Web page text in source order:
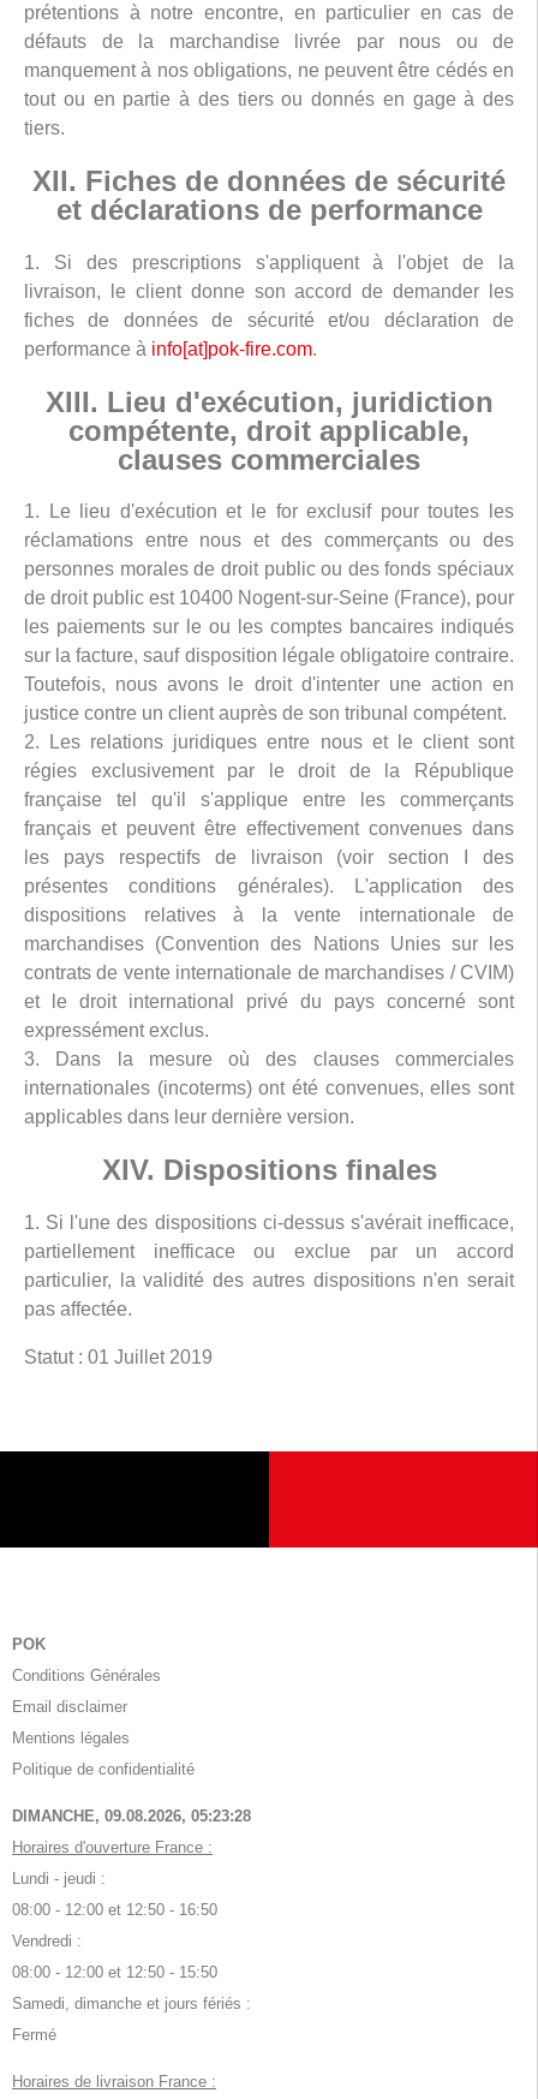
prétentions à notre encontre, en particulier en cas de
défauts de la marchandise livrée par nous ou de
manquement à nos obligations, ne peuvent être cédés en
tout ou en partie à des tiers ou donnés en gage à des
tiers.
XII. Fiches de données de sécurité
et déclarations de performance
1. Si des prescriptions s'appliquent à l'objet de la
livraison, le client donne son accord de demander les
fiches de données de sécurité et/ou déclaration de
performance à info[at]pok-fire.com.
XIII. Lieu d'exécution, juridiction
compétente, droit applicable,
clauses commerciales
1. Le lieu d'exécution et le for exclusif pour toutes les
réclamations entre nous et des commerçants ou des
personnes morales de droit public ou des fonds spéciaux
de droit public est 10400 Nogent-sur-Seine (France), pour
les paiements sur le ou les comptes bancaires indiqués
sur la facture, sauf disposition légale obligatoire contraire.
Toutefois, nous avons le droit d'intenter une action en
justice contre un client auprès de son tribunal compétent.
2. Les relations juridiques entre nous et le client sont
régies exclusivement par le droit de la République
française tel qu'il s'applique entre les commerçants
français et peuvent être effectivement convenues dans
les pays respectifs de livraison (voir section I des
présentes conditions générales). L'application des
dispositions relatives à la vente internationale de
marchandises (Convention des Nations Unies sur les
contrats de vente internationale de marchandises / CVIM)
et le droit international privé du pays concerné sont
expressément exclus.
3. Dans la mesure où des clauses commerciales
internationales (incoterms) ont été convenues, elles sont
applicables dans leur dernière version.
XIV. Dispositions finales
1. Si l'une des dispositions ci-dessus s'avérait inefficace,
partiellement inefficace ou exclue par un accord
particulier, la validité des autres dispositions n'en serait
pas affectée.
Statut : 01 Juillet 2019
POK
Conditions Générales
Email disclaimer
Mentions légales
Politique de confidentialité
DIMANCHE, 09.08.2026, 05:23:29
Horaires d'ouverture France :
Lundi - jeudi :
08:00 - 12:00 et 12:50 - 16:50
Vendredi :
08:00 - 12:00 et 12:50 - 15:50
Samedi, dimanche et jours fériés :
Fermé
Horaires de livraison France :